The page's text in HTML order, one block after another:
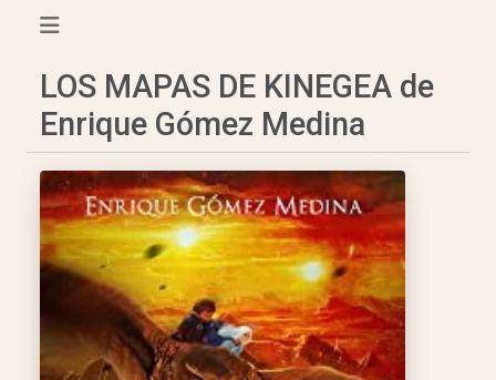
LOS MAPAS DE KINEGEA de
Enrique Gómez Medina